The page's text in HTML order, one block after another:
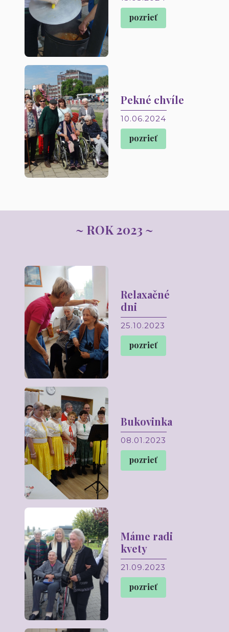
pozrieť
Pekné chvíle
10.06.2024
pozrieť
~ ROK 2023 ~
Relaxačné
dni
25.10.2023
pozrieť
Bukovinka
08.01.2023
pozrieť
Máme radi
kvety
21.09.2023
pozrieť